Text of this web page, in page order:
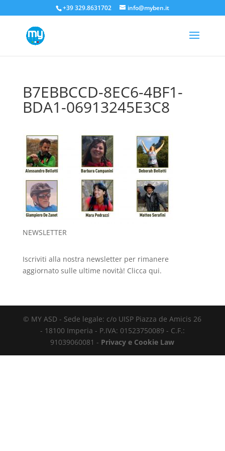
+39 329.8631702 info@myben.it
B7EBBCCD-8EC6-4BF1-
BDA1-06913245E3C8
NEWSLETTER
Iscriviti alla nostra newsletter per rimanere
aggiornato sulle ultime novità! Clicca qui.
© MY ASD - Sede legale: c/o UISP Piazza de Amicis 26
- 18100 Imperia - P.IVA: 01523750089 - C.F.:
91039060081 - Privacy e Cookie Law